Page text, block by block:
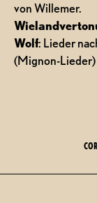
von Willemer.
Wolf: Lieder
(Mignon-